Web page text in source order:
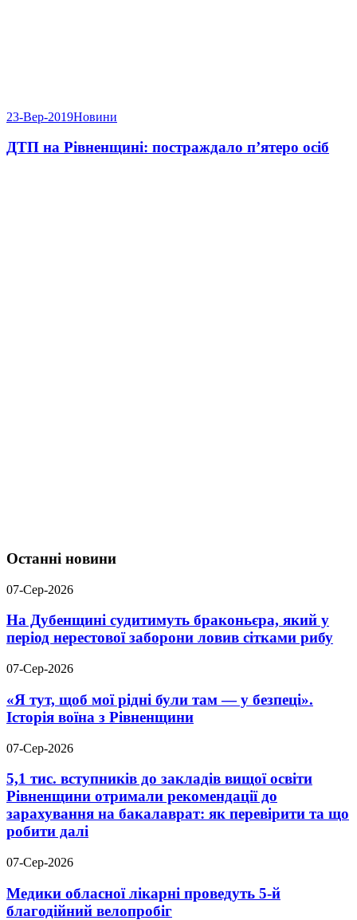
23-Вер-2019Новини
ДТП на Рівненщині: постраждало п’ятеро осіб
Останні новини
07-Сер-2026
На Дубенщині судитимуть браконьєра, який у
період нерестової заборони ловив сітками рибу
07-Сер-2026
«Я тут, щоб мої рідні були там — у безпеці».
Історія воїна з Рівненщини
07-Сер-2026
5,1 тис. вступників до закладів вищої освіти
Рівненщини отримали рекомендації до
зарахування на бакалаврат: як перевірити та що
робити далі
07-Сер-2026
Медики обласної лікарні проведуть 5-й
благодійний велопробіг